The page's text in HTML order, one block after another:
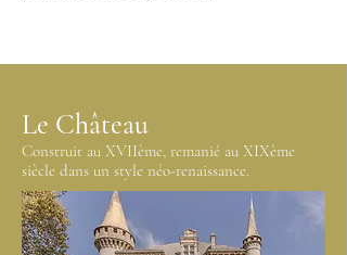
Le Château
Construit au XVIIème, remanié au XIXème
siècle dans un style néo-renaissance.